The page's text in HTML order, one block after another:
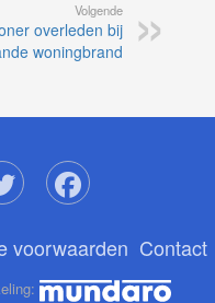
Volgende
overleden bij
woningbrand
voorwaarden Contact